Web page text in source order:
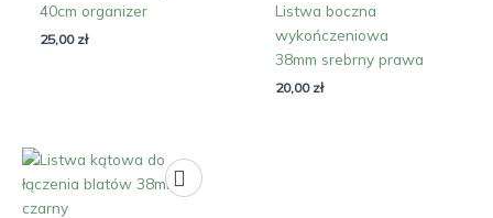
40cm organizer
25,00 zł
Listwa boczna
wykończeniowa
38mm srebrny prawa
20,00 zł